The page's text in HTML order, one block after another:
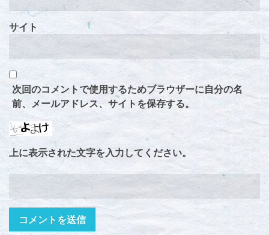
サイト
次回のコメントで使用するためブラウザーに自分の名
前、メールアドレス、サイトを保存する。
上に表示された文字を入力してください。